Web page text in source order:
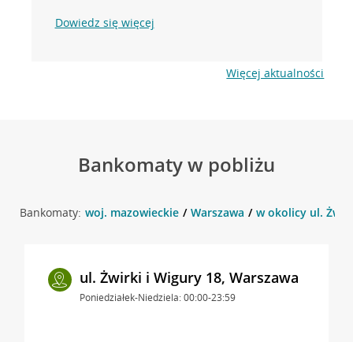
Dowiedz się więcej
Więcej aktualności
Bankomaty w pobliżu
Bankomaty: woj. mazowieckie Warszawa w okolicy ul.
ul. Żwirki i Wigury 18, Warszawa
Poniedziałek-Niedziela: 00:00-23:59